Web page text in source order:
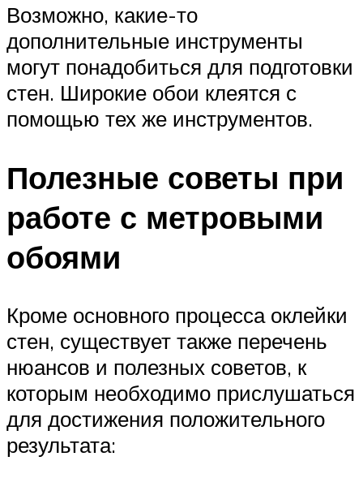
Возможно, какие-то
дополнительные инструменты
могут понадобиться для подготовки
стен. Широкие обои клеятся с
помощью тех же инструментов.
Полезные советы при
работе с метровыми
обоями
Кроме основного процесса оклейки
стен, существует также перечень
нюансов и полезных советов, к
которым необходимо прислушаться
для достижения положительного
результата: